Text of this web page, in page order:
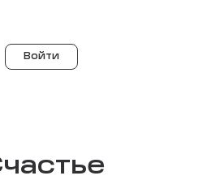
Войти